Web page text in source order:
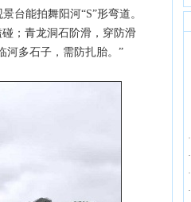
台能拍舞阳河“S”形弯道。
；青龙洞石阶滑，穿防滑
河多石子，需防扎胎。”
·
·
·
·